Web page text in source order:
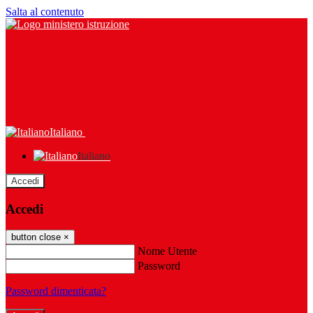
Salta al contenuto
Italiano
Italiano
Accedi
Accedi
button close ×
Nome Utente
Password
Password dimenticata?